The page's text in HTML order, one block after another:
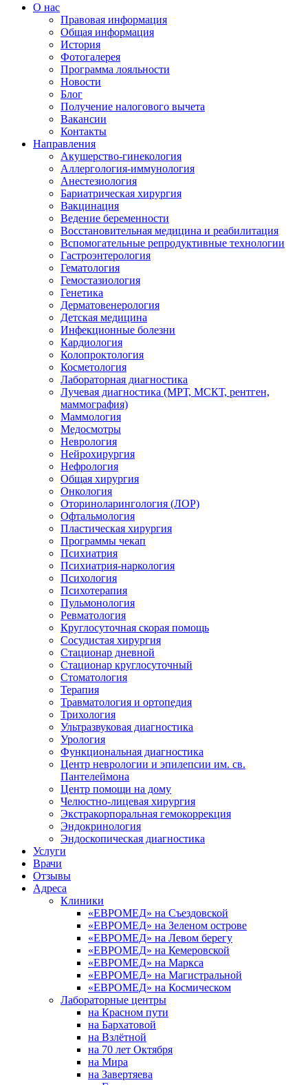
О нас
Правовая информация
Общая информация
История
Фотогалерея
Программа лояльности
Новости
Блог
Получение налогового вычета
Вакансии
Контакты
Направления
Акушерство-гинекология
Аллергология-иммунология
Анестезиология
Бариатрическая хирургия
Вакцинация
Ведение беременности
Восстановительная медицина и реабилитация
Вспомогательные репродуктивные технологии
Гастроэнтерология
Гематология
Гемостазиология
Генетика
Дерматовенерология
Детская медицина
Инфекционные болезни
Кардиология
Колопроктология
Косметология
Лабораторная диагностика
Лучевая диагностика (МРТ, МСКТ, рентген,
маммография)
Маммология
Медосмотры
Неврология
Нейрохирургия
Нефрология
Общая хирургия
Онкология
Оториноларингология (ЛОР)
Офтальмология
Пластическая хирургия
Программы чекап
Психиатрия
Психиатрия-наркология
Психология
Психотерапия
Пульмонология
Ревматология
Круглосуточная скорая помощь
Сосудистая хирургия
Стационар дневной
Стационар круглосуточный
Стоматология
Терапия
Травматология и ортопедия
Трихология
Ультразвуковая диагностика
Урология
Функциональная диагностика
Центр неврологии и эпилепсии им. св.
Пантелеймона
Центр помощи на дому
Челюстно-лицевая хирургия
Экстракорпоральная гемокоррекция
Эндокринология
Эндоскопическая диагностика
Услуги
Врачи
Отзывы
Адреса
Клиники
«ЕВРОМЕД» на Съездовской
«ЕВРОМЕД» на Зеленом острове
«ЕВРОМЕД» на Левом берегу
«ЕВРОМЕД» на Кемеровской
«ЕВРОМЕД» на Маркса
«ЕВРОМЕД» на Магистральной
«ЕВРОМЕД» на Космическом
Лабораторные центры
на Красном пути
на Бархатовой
на Взлётной
на 70 лет Октября
на Мира
на Завертяева